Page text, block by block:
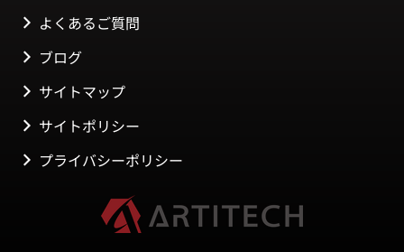
よくあるご質問
ブログ
サイトマップ
サイトポリシー
プライバシーポリシー